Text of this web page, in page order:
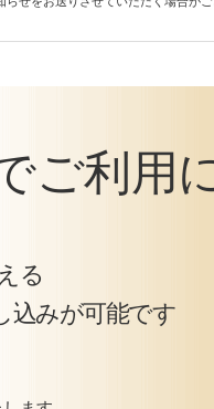
ご利用
る
込みが可能です